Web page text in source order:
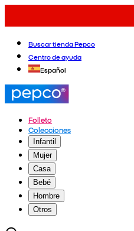
Buscar tienda Pepco
Centro de ayuda
Español
Folleto
Colecciones
Infantil
Mujer
Casa
Bebé
Hombre
Otros